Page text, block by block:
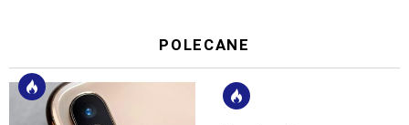
POLECANE